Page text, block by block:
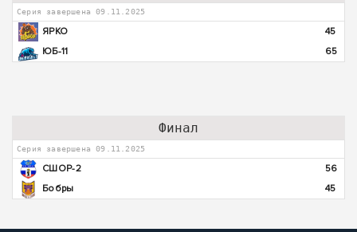
Серия завершена 09.11.2025
ЯРКО
45
ЮБ-11
65
Финал
Серия завершена 09.11.2025
СШОР-2
56
Бобры
45